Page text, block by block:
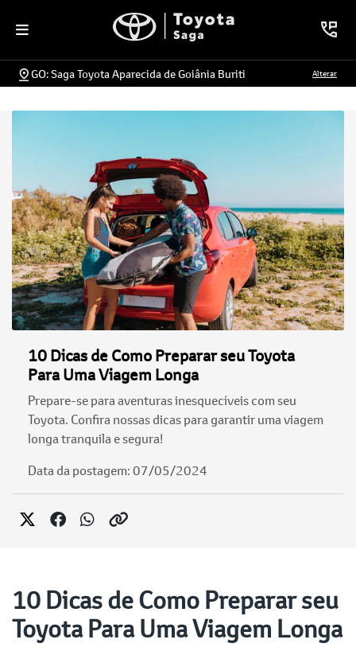
GO: Saga Toyota Aparecida de Goiânia Buriti Alterar
10 Dicas de Como Preparar seu Toyota
Para Uma Viagem Longa
Prepare-se para aventuras inesquecíveis com seu
Toyota. Confira nossas dicas para garantir uma viagem
longa tranquila e segura!
Data da postagem: 07/05/2024
10 Dicas de Como Preparar seu
Toyota Para Uma Viagem Longa